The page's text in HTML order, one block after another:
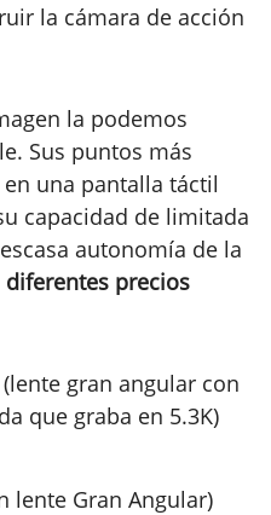
la cámara de acción
la podemos
Sus puntos más
una pantalla táctil
capacidad de limitada
autonomía de la
diferentes precios
(lente gran angular con
que graba en 5.3K)
lente Gran Angular)